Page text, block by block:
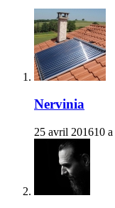
Nervinia
25 avril 201610 a